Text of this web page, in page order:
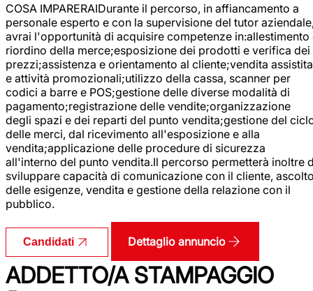
COSA IMPARERAIDurante il percorso, in affiancamento a
personale esperto e con la supervisione del tutor
avrai l'opportunità di acquisire competenze in:allestimento
riordino della merce;esposizione dei prodotti e verifica dei
prezzi;assistenza e orientamento al cliente;vendita assistita
e attività promozionali;utilizzo della cassa, scanner per
codici a barre e POS;gestione delle diverse modalità di
pagamento;registrazione delle vendite;organizzazione
degli spazi e dei reparti del punto vendita;gestione del
delle merci, dal ricevimento all'esposizione e alla
vendita;applicazione delle procedure di sicurezza
all'interno del punto vendita.Il percorso permetterà inoltre
sviluppare capacità di comunicazione con il cliente,
delle esigenze, vendita e gestione della relazione con il
pubblico.
Candidati Dettaglio annuncio
ADDETTO/A STAMPAGGIO